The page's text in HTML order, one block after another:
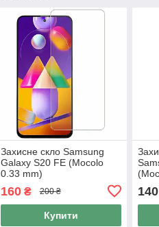
Захисне скло Samsung
Galaxy S20 FE (Mocolo
0.33 mm)
160₴ 200 ₴
Купити
140